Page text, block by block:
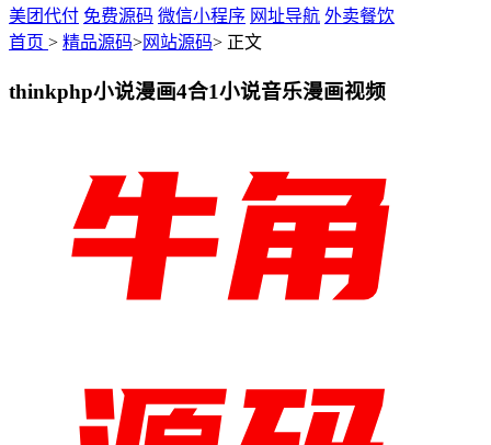
美团代付 免费源码 微信小程序 网址导航 外卖餐饮
首页 > 精品源码>网站源码> 正文
thinkphp小说漫画4合1小说音乐漫画视频